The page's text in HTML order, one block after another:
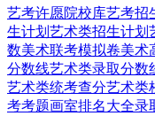
艺考许愿院校库艺考招
生计划 艺术类招生计划
数美术联考模拟卷美术
分数线艺术类录取分数
艺术类统考查分艺术类
考考题画室排名大全录